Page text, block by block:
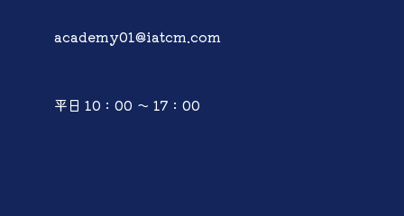
academy01@iatcm.com
平日 10：00 ～ 17：00